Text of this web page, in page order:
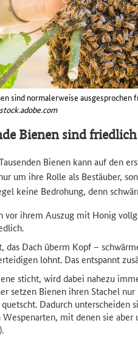
sind normalerweise ausgesprochen
Bienen sind friedlich
Bienen kann auf den
um ihre Rolle als Bestäuber,
keine Bedrohung, denn
vor ihrem Auszug mit Honig
das Dach überm Kopf –
lohnt. Das entspannt
sticht, wird dabei nahezu
setzen Bienen ihren Stachel
Dadurch unterscheiden
Wespenarten, mit denen sie